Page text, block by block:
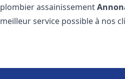
plombier assainissement
meilleur service possible à nos